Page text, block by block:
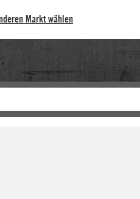
Markt wählen